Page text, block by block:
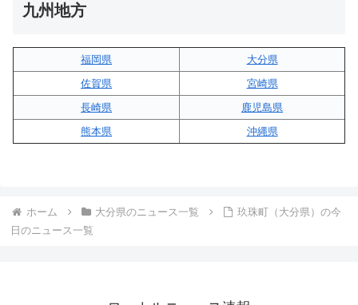
九州地方
福岡県
大分県
佐賀県
宮崎県
長崎県
鹿児島県
熊本県
沖縄県
ホーム 大分県のニュース一覧
玖珠町（大分県）の今
日のニュース一覧